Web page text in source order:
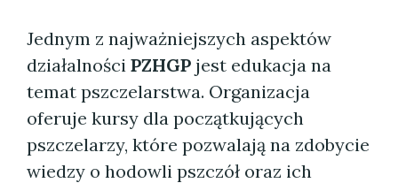
Jednym z najważniejszych aspektów
działalności PZHGP jest edukacja na
temat pszczelarstwa. Organizacja
oferuje kursy dla początkujących
pszczelarzy, które pozwalają na zdobycie
wiedzy o hodowli pszczół oraz ich